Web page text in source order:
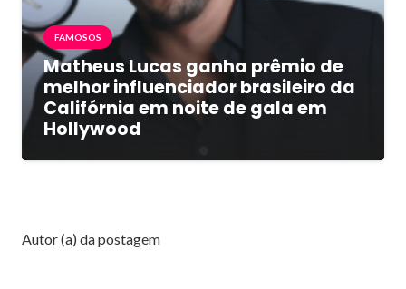
FAMOSOS
Matheus Lucas ganha prêmio de
melhor influenciador brasileiro da
Califórnia em noite de gala em
Hollywood
Autor (a) da postagem